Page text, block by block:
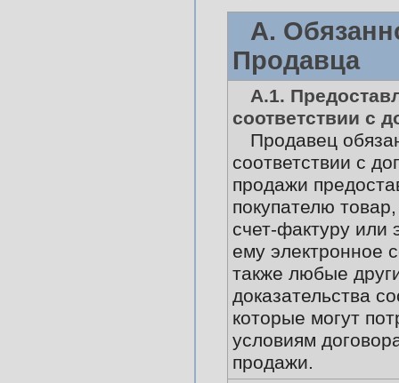
А.
Продавца
А.1.
соответствии с
Продавец
соответствии с
продажи
покупателю
счет-фактуру или
ему электронное
также любые
доказательства
которые могут
условиям
продажи.